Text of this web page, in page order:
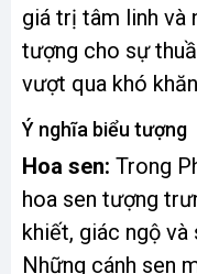
giá trị tâm linh và
tượng cho sự
vượt qua khó
Ý nghĩa biểu tượng
Hoa sen: Trong
hoa sen tượng
khiết, giác ngộ và
Những cánh sen